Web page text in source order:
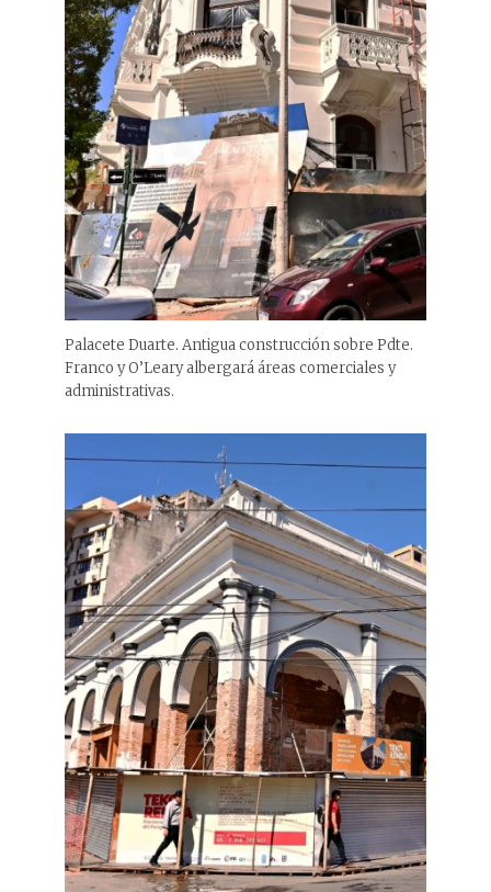
Palacete Duarte. Antigua construcción sobre Pdte.
Franco y O’Leary albergará áreas comerciales y
administrativas.